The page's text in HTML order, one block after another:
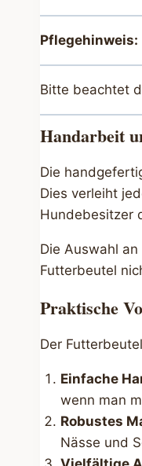
Pflegehinweis:
Bitte beachtet
Handarbeit
Die
Dies verleiht
Hundebesitzer
Die Auswahl
Futterbeutel
Praktische
Der
Einfache
wenn man
Robustes
Nässe und